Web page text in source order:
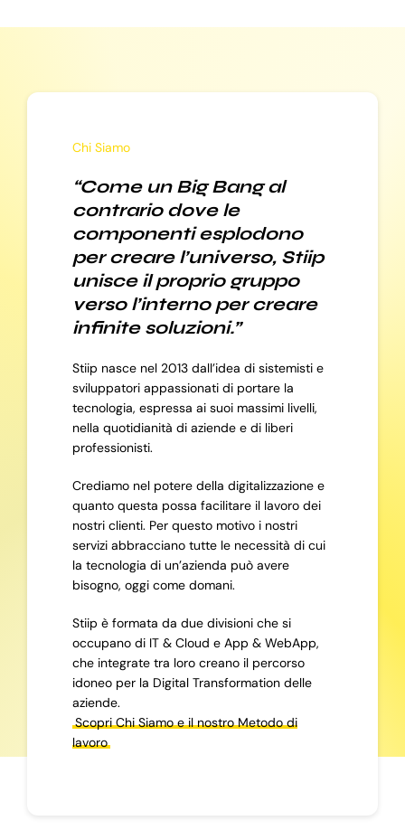
Chi Siamo
“Come un Big Bang al
contrario dove le
componenti esplodono
per creare l’universo, Stiip
unisce il proprio gruppo
verso l’interno per creare
infinite soluzioni.”
Stiip nasce nel 2013 dall’idea di sistemisti e
sviluppatori appassionati di portare la
tecnologia, espressa ai suoi massimi livelli,
nella quotidianità di aziende e di liberi
professionisti.
Crediamo nel potere della digitalizzazione e
quanto questa possa facilitare il lavoro dei
nostri clienti. Per questo motivo i nostri
servizi abbracciano tutte le necessità di cui
la tecnologia di un’azienda può avere
bisogno, oggi come domani.
Stiip è formata da due divisioni che si
occupano di IT & Cloud e App & WebApp,
che integrate tra loro creano il percorso
idoneo per la Digital Transformation delle
aziende.
Scopri Chi Siamo e il nostro Metodo di
lavoro